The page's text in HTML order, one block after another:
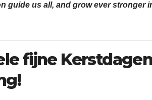
guide us all, and grow ever stronger
fijne